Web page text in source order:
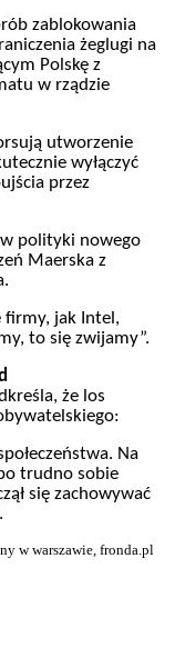
zablokowania
żeglugi na
Polskę z
w rządzie
utworzenie
wyłączyć
przez
polityki nowego
Maerska z
firmy, jak Intel,
to się zwijamy”.
że los
Na
trudno sobie
się zachowywać
w warszawie, fronda.pl